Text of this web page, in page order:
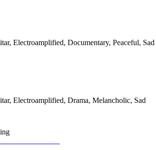
Electroamplified, Documentary, Peaceful, Sad
Electroamplified, Drama, Melancholic, Sad